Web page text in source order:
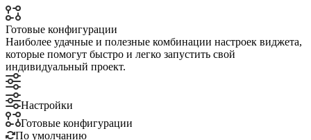
Готовые конфигурации
Наиболее удачные и полезные комбинации настроек виджета,
которые помогут быстро и легко запустить свой
индивидуальный проект.
Настройки
Готовые конфигурации
По умолчанию